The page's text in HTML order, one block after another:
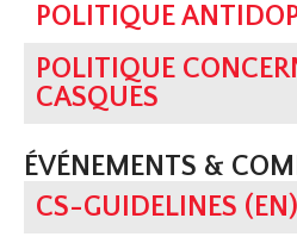
POLITIQUE
POLITIQUE
CASQUES
ÉVÉNEMENTS &
CS-GUIDELINES (EN)